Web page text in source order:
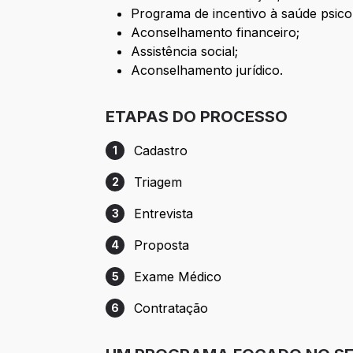
Programa de incentivo à saúde
Aconselhamento financeiro;
Assistência social;
Aconselhamento jurídico.
ETAPAS DO PROCESSO
Etapa 1: Cadastro
1 Cadastro
Etapa 2: Triagem
2 Triagem
Etapa 3: Entrevista
3 Entrevista
Etapa 4: Proposta
4 Proposta
Etapa 5: Exame Médico
5 Exame Médico
Etapa 6: Contratação
6 Contratação